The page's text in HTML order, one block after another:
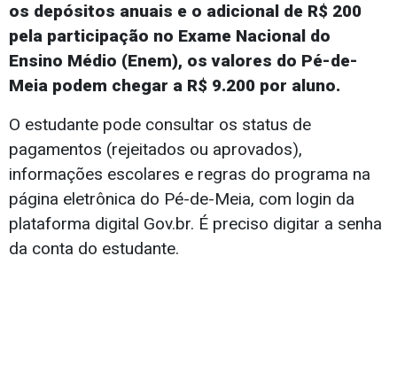
os depósitos anuais e o adicional de R$ 200
pela participação no Exame Nacional do
Ensino Médio (Enem), os valores do Pé-de-
Meia podem chegar a R$ 9.200 por aluno.
O estudante pode consultar os status de
pagamentos (rejeitados ou aprovados),
informações escolares e regras do programa na
página eletrônica do Pé-de-Meia, com login da
plataforma digital Gov.br. É preciso digitar a senha
da conta do estudante.